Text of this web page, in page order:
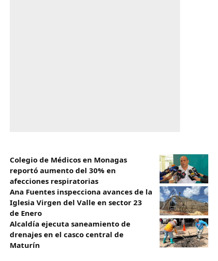
Colegio de Médicos en Monagas
reportó aumento del 30% en
afecciones respiratorias
Ana Fuentes inspecciona avances de la
Iglesia Virgen del Valle en sector 23
de Enero
Alcaldía ejecuta saneamiento de
drenajes en el casco central de
Maturín